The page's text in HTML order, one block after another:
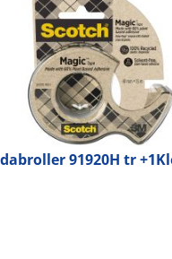
91920H tr